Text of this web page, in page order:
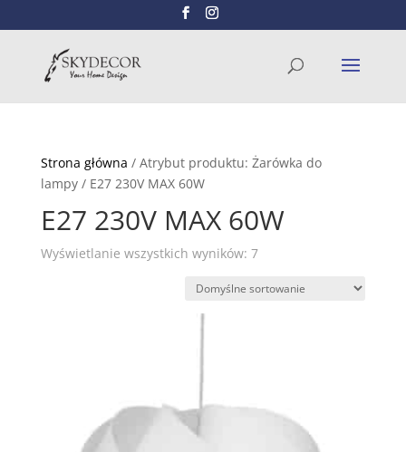
Strona główna / Atrybut produktu: Żarówka do
lampy / E27 230V MAX 60W
E27 230V MAX 60W
Wyświetlanie wszystkich wyników: 7